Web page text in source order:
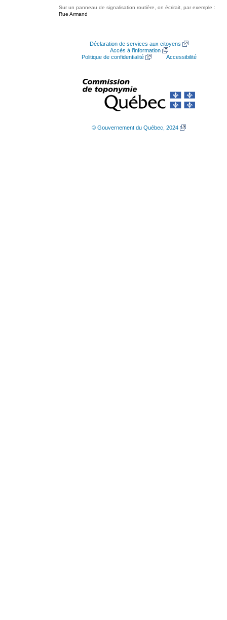
Sur un panneau de signalisation routière, on écrirait, par exemple :
Rue Armand
Déclaration de services aux citoyens
Accès à l’information
Politique de confidentialité
Accessibilité
© Gouvernement du Québec, 2024